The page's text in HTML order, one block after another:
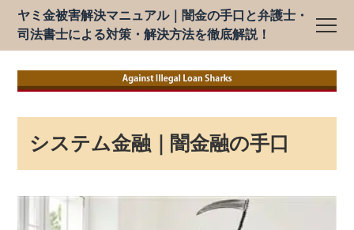
ヤミ金被害解決マニュアル｜闇金の手口と弁護士・
司法書士による対策・解決方法を徹底解説！
システム金融｜闇金融の手口